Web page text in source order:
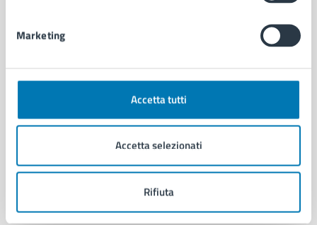
Marketing
Accetta tutti
Accetta selezionati
Rifiuta
Aree amministrative
Uffici
Politici
Intranet, posta aziendale e protocollo